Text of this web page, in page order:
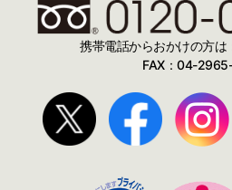
携帯電話からおかけの方
FAX：04-